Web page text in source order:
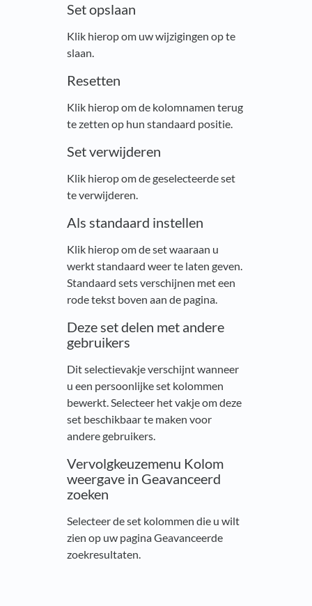
Set opslaan
Klik hierop om uw wijzigingen op te
slaan.
Resetten
Klik hierop om de kolomnamen terug
te zetten op hun standaard positie.
Set verwijderen
Klik hierop om de geselecteerde set
te verwijderen.
Als standaard instellen
Klik hierop om de set waaraan u
werkt standaard weer te laten geven.
Standaard sets verschijnen met een
rode tekst boven aan de pagina.
Deze set delen met andere
gebruikers
Dit selectievakje verschijnt wanneer
u een persoonlijke set kolommen
bewerkt. Selecteer het vakje om deze
set beschikbaar te maken voor
andere gebruikers.
Vervolgkeuzemenu Kolom
weergave in Geavanceerd
zoeken
Selecteer de set kolommen die u wilt
zien op uw pagina Geavanceerde
zoekresultaten.